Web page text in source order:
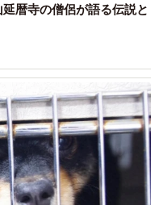
。さらに、世帯の所得に
定されるため、通院回
生しません。
ます。主治医の診断書
め、まずは通院先の主
。
金」
暦寺の僧侶が語る伝説と